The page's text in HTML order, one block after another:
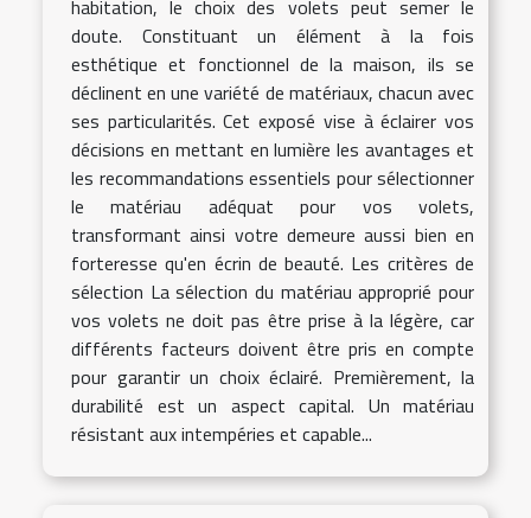
habitation, le choix des volets peut semer le
doute. Constituant un élément à la fois
esthétique et fonctionnel de la maison, ils se
déclinent en une variété de matériaux, chacun avec
ses particularités. Cet exposé vise à éclairer vos
décisions en mettant en lumière les avantages et
les recommandations essentiels pour sélectionner
le matériau adéquat pour vos volets,
transformant ainsi votre demeure aussi bien en
forteresse qu'en écrin de beauté. Les critères de
sélection La sélection du matériau approprié pour
vos volets ne doit pas être prise à la légère, car
différents facteurs doivent être pris en compte
pour garantir un choix éclairé. Premièrement, la
durabilité est un aspect capital. Un matériau
résistant aux intempéries et capable...